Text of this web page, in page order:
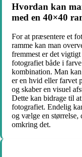
Hvordan kan
med en 40×40
For at præsentere et
ramme kan man
fremmest er det
fotografiet både i
kombination. Man
er en hvid eller farvet
og skaber en visuel
Dette kan bidrage til
fotografiet. Endelig
og vælge en størrelse,
omkring det.